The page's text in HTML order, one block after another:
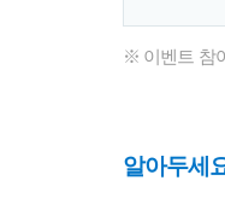
※ 이벤트 참
알아두세